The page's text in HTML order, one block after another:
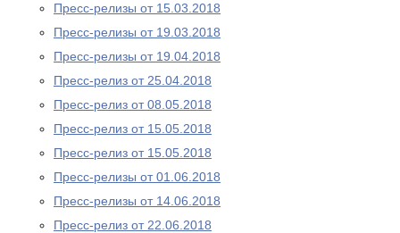
Пресс-релизы от 15.03.2018
Пресс-релизы от 19.03.2018
Пресс-релизы от 19.04.2018
Пресс-релиз от 25.04.2018
Пресс-релиз от 08.05.2018
Пресс-релиз от 15.05.2018
Пресс-релиз от 15.05.2018
Пресс-релизы от 01.06.2018
Пресс-релизы от 14.06.2018
Пресс-релиз от 22.06.2018